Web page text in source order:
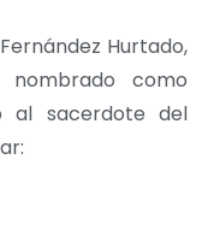
Hurtado,
nombrado como
al sacerdote del